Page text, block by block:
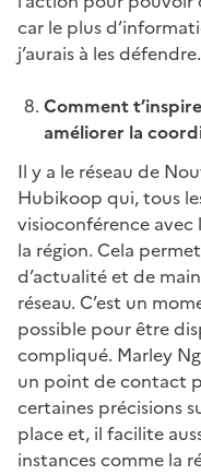
car le plus
j’aurais à les défendre.
Comment
améliorer la
Il y a le réseau de
Hubikoop qui, tous
visioconférence avec
la région. Cela
d’actualité et de
réseau. C’est un
possible pour être
compliqué. Marley
un point de contact
certaines précisions
place et, il facilite
instances comme la